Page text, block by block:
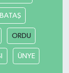
ORDU
ÜNYE